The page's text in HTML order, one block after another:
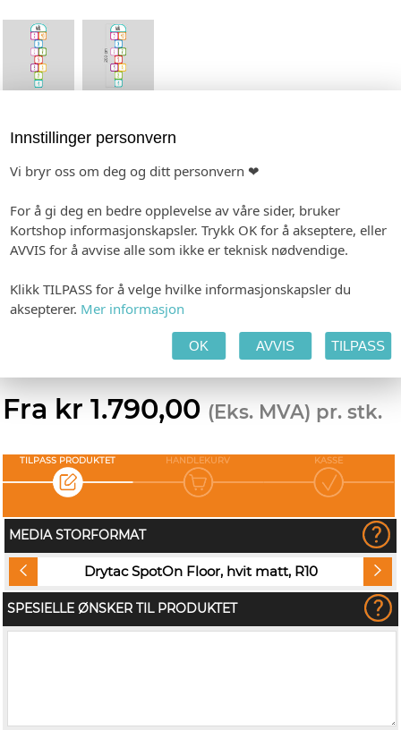
Paradis, e0002p
La barna leke og utfolde seg med et fargerikt paradis
Størrelse: 260x65cm. Hver rute er ca 35x35cm og
passer til både store og små barn.
Produseres på en sklisikker gulvfolie som er lett å
montere.
Fra kr 1.790,00 (Eks. MVA) pr. stk.
TILPASS PRODUKTET HANDLEKURV KASSE
MEDIA STORFORMAT
Drytac SpotOn Floor, hvit matt, R10
SPESIELLE ØNSKER TIL PRODUKTET
Innstillinger personvern
Vi bryr oss om deg og ditt personvern ❤
For å gi deg en bedre opplevelse av våre sider, bruker
Kortshop informasjonskapsler. Trykk OK for å akseptere, eller
AVVIS for å avvise alle som ikke er teknisk nødvendige.
Klikk TILPASS for å velge hvilke informasjonskapsler du
aksepterer. Mer informasjon
OK AVVIS TILPASS